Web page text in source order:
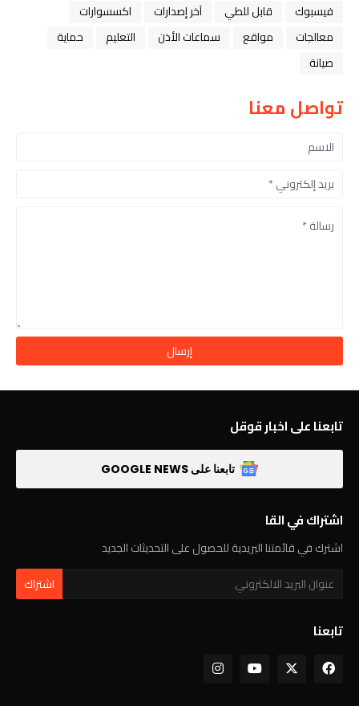
فيسبوك
قابل للطي آخر إصدارات
اكسسوارات
معالجات
مواقع سماعات الأذن التعليم
حماية
صيانة
تواصل معنا
تابعنا على اخبار قوقل
تابعنا على GOOGLE NEWS
اشتراك في القا
اشترك في قائمتنا البريدية للحصول على التحديثات الجديد
تابعنا